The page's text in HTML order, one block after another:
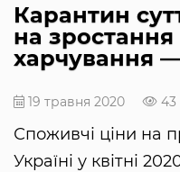
Карантин
на зростання
харчування
19 травня 2020 43
Споживчі ціни на
Україні у квітні